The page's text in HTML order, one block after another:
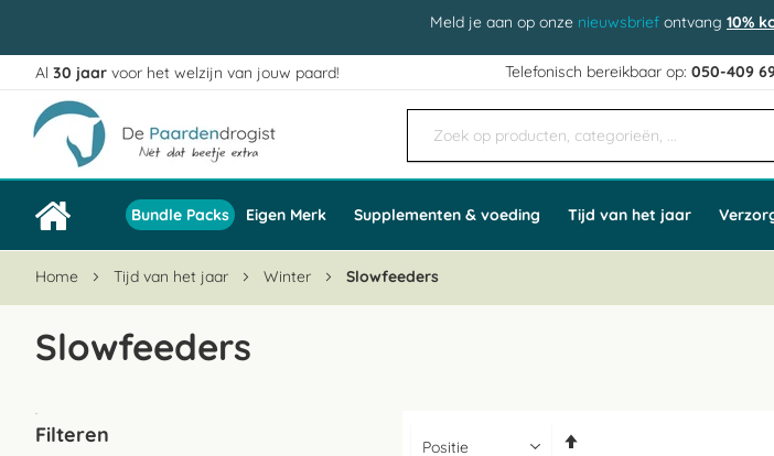
Meld je aan op onze nieuwsbrief ontvang 10%
Ga
naar
de
inhoud
Al 30 jaar voor het welzijn van jouw paard! Telefonisch bereikbaar op:050-409
Bundle Packs Eigen Merk Supplementen & voeding Tijd van het jaar
Home Tijd van het jaar Winter Slowfeeders
Slowfeeders
Filteren